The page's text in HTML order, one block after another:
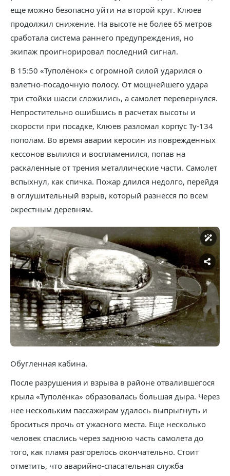
еще можно безопасно уйти на второй круг. Клюев
продолжил снижение. На высоте не более 65 метров
сработала система раннего предупреждения, но
экипаж проигнорировал последний сигнал.
В 15:50 «Туполёнок» с огромной силой ударился о
взлетно-посадочную полосу. От мощнейшего удара
три стойки шасси сложились, а самолет перевернулся.
Непростительно ошибшись в расчетах высоты и
скорости при посадке, Клюев разломал корпус Ту-134
пополам. Во время аварии керосин из поврежденных
кессонов вылился и воспламенился, попав на
раскаленные от трения металлические части. Самолет
вспыхнул, как спичка. Пожар длился недолго, перейдя
в оглушительный взрыв, который разнесся по всем
окрестным деревням.
Обугленная кабина.
После разрушения и взрыва в районе отвалившегося
крыла «Туполёнка» образовалась большая дыра. Через
нее нескольким пассажирам удалось выпрыгнуть и
броситься прочь от ужасного места. Еще несколько
человек спаслись через заднюю часть самолета до
того, как пламя разгорелось окончательно. Стоит
отметить, что аварийно-спасательная служба